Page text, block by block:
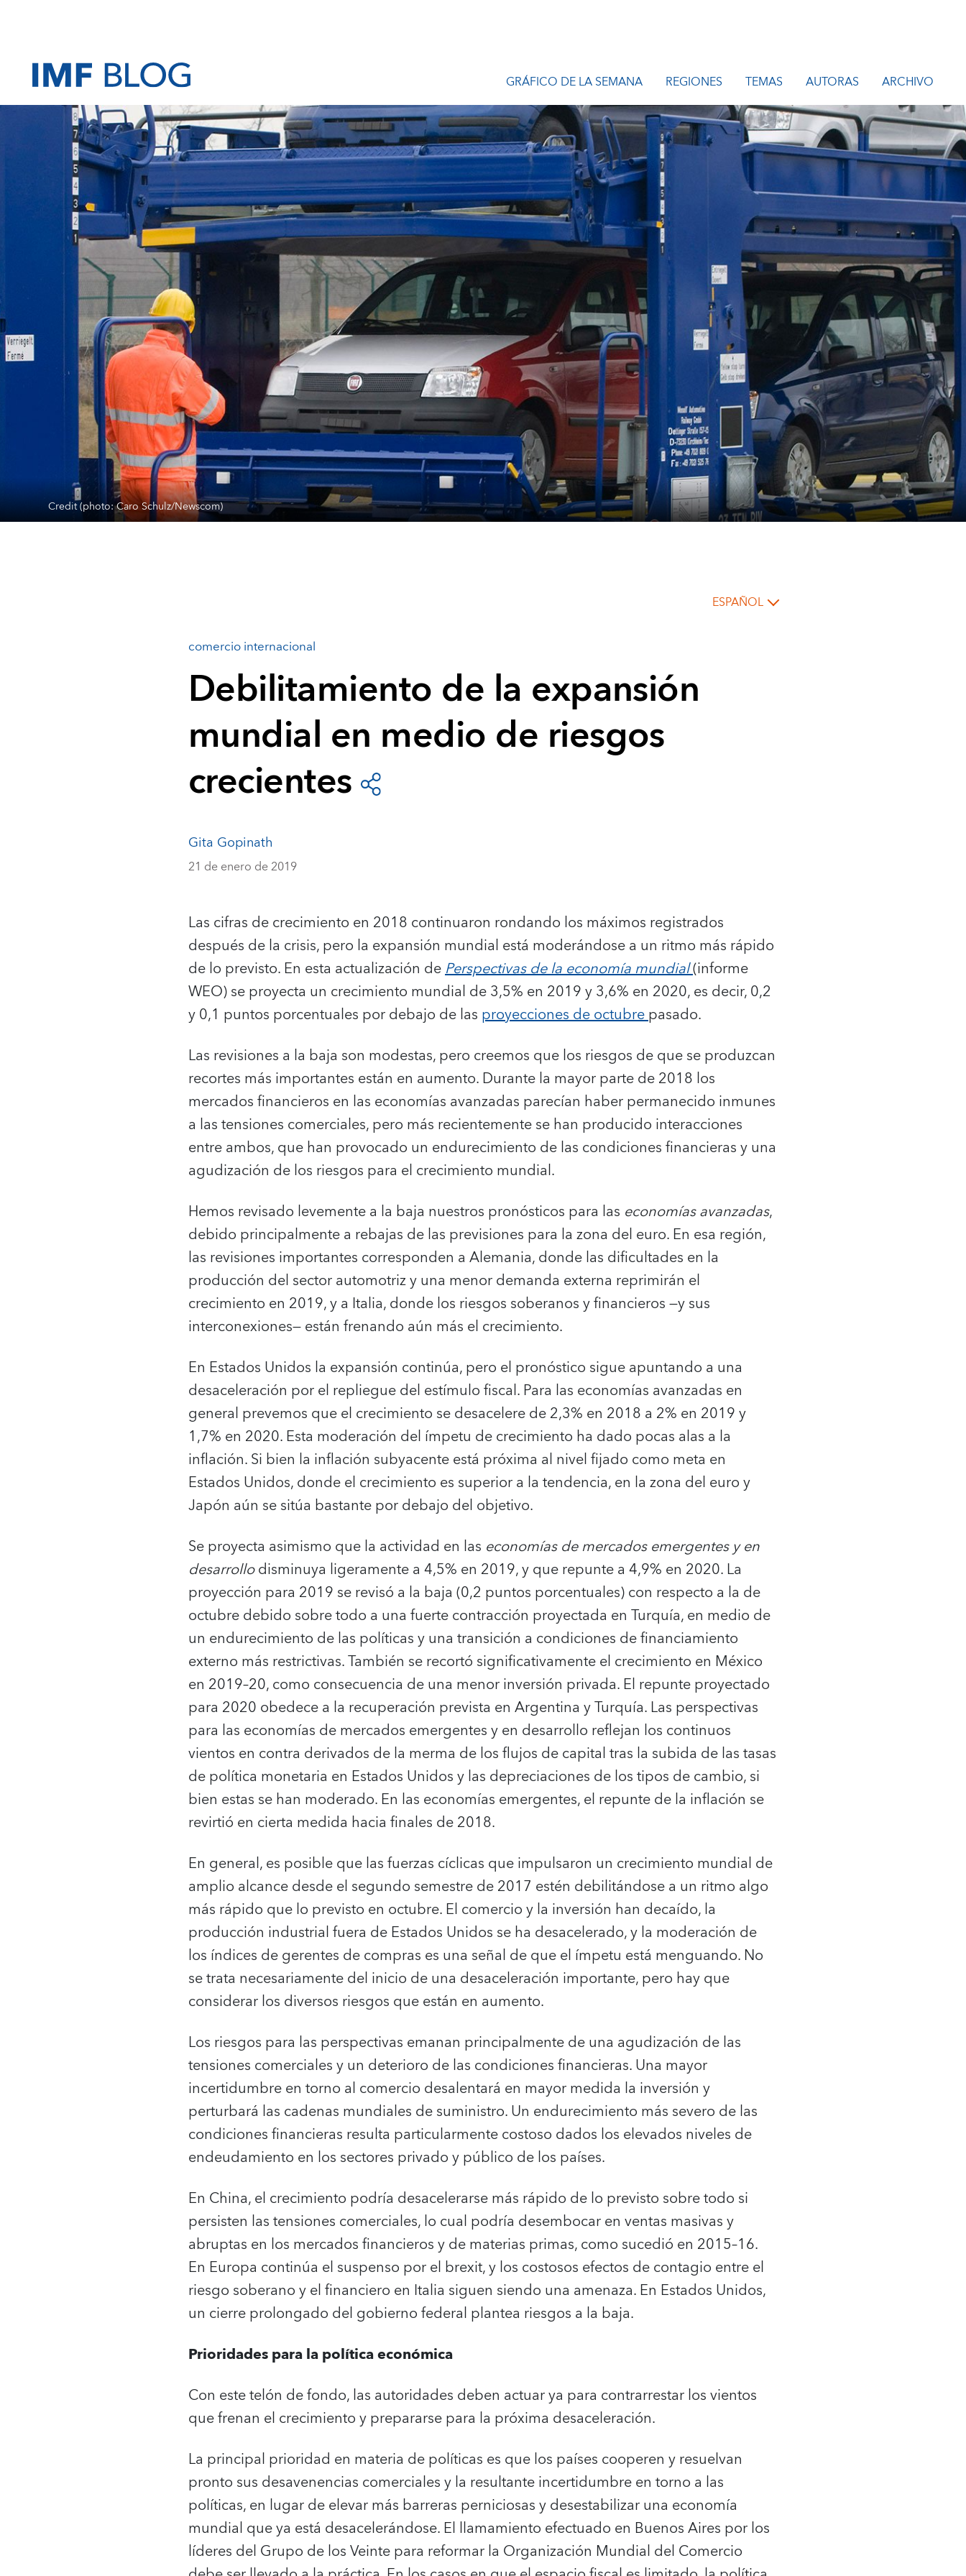
GRÁFICO DE LA SEMANA REGIONES TEMAS AUTORAS ARCHIVO
Credit (photo: Caro Schulz/Newscom)
ESPAÑOL
comercio internacional
Debilitamiento de la expansión
mundial en medio de riesgos
crecientes
Gita Gopinath
21 de enero de 2019
Las cifras de crecimiento en 2018 continuaron rondando los máximos registrados
después de la crisis, pero la expansión mundial está moderándose a un ritmo más rápido
de lo previsto. En esta actualización dePerspectivas de la economía mundial(informe
WEO) se proyecta un crecimiento mundial de 3,5% en 2019 y 3,6% en 2020, es decir, 0,2
y 0,1 puntos porcentuales por debajo de las proyecciones de octubrepasado.
Las revisiones a la baja son modestas, pero creemos que los riesgos de que se produzcan
recortes más importantes están en aumento. Durante la mayor parte de 2018 los
mercados financieros en las economías avanzadas parecían haber permanecido inmunes
a las tensiones comerciales, pero más recientemente se han producido interacciones
entre ambos, que han provocado un endurecimiento de las condiciones financieras y una
agudización de los riesgos para el crecimiento mundial.
Hemos revisado levemente a la baja nuestros pronósticos para las economíasavanzadas,
debido principalmente a rebajas de las previsiones para la zona del euro. En esa región,
las revisiones importantes corresponden a Alemania, donde las dificultades en la
producción del sector automotriz y una menor demanda externa reprimirán el
crecimiento en 2019, y a Italia, donde los riesgos soberanos y financieros —y sus
interconexiones— están frenando aún más el crecimiento.
En Estados Unidos la expansión continúa, pero el pronóstico sigue apuntando a una
desaceleración por el repliegue del estímulo fiscal. Para las economías avanzadas en
general prevemos que el crecimiento se desacelere de 2,3% en 2018 a 2% en 2019 y
1,7% en 2020. Esta moderación del ímpetu de crecimiento ha dado pocas alas a la
inflación. Si bien la inflación subyacente está próxima al nivel fijado como meta en
Estados Unidos, donde el crecimiento es superior a la tendencia, en la zona del euro y
Japón aún se sitúa bastante por debajo del objetivo.
Se proyecta asimismo que la actividad en las economías de mercados emergentes y en
desarrollodisminuya ligeramente a 4,5% en 2019, y que repunte a 4,9% en 2020. La
proyección para 2019 se revisó a la baja (0,2 puntos porcentuales) con respecto a la de
octubre debido sobre todo a una fuerte contracción proyectada en Turquía, en medio de
un endurecimiento de las políticas y una transición a condiciones de financiamiento
externo más restrictivas. También se recortó significativamente el crecimiento en México
en 2019–20, como consecuencia de una menor inversión privada. El repunte proyectado
para 2020 obedece a la recuperación prevista en Argentina y Turquía. Las perspectivas
para las economías de mercados emergentes y en desarrollo reflejan los continuos
vientos en contra derivados de la merma de los flujos de capital tras la subida de las tasas
de política monetaria en Estados Unidos y las depreciaciones de los tipos de cambio, si
bien estas se han moderado. En las economías emergentes, el repunte de la inflación se
revirtió en cierta medida hacia finales de 2018.
En general, es posible que las fuerzas cíclicas que impulsaron un crecimiento mundial de
amplio alcance desde el segundo semestre de 2017 estén debilitándose a un ritmo algo
más rápido que lo previsto en octubre. El comercio y la inversión han decaído, la
producción industrial fuera de Estados Unidos se ha desacelerado, y la moderación de
los índices de gerentes de compras es una señal de que el ímpetu está menguando. No
se trata necesariamente del inicio de una desaceleración importante, pero hay que
considerar los diversos riesgos que están en aumento.
Los riesgos para las perspectivas emanan principalmente de una agudización de las
tensiones comerciales y un deterioro de las condiciones financieras. Una mayor
incertidumbre en torno al comercio desalentará en mayor medida la inversión y
perturbará las cadenas mundiales de suministro. Un endurecimiento más severo de las
condiciones financieras resulta particularmente costoso dados los elevados niveles de
endeudamiento en los sectores privado y público de los países.
En China, el crecimiento podría desacelerarse más rápido de lo previsto sobre todo si
persisten las tensiones comerciales, lo cual podría desembocar en ventas masivas y
abruptas en los mercados financieros y de materias primas, como sucedió en 2015–16.
En Europa continúa el suspenso por el brexit, y los costosos efectos de contagio entre el
riesgo soberano y el financiero en Italia siguen siendo una amenaza. En Estados Unidos,
un cierre prolongado del gobierno federal plantea riesgos a la baja.
Prioridades para la política económica
Con este telón de fondo, las autoridades deben actuar ya para contrarrestar los vientos
que frenan el crecimiento y prepararse para la próxima desaceleración.
La principal prioridad en materia de políticas es que los países cooperen y resuelvan
pronto sus desavenencias comerciales y la resultante incertidumbre en torno a las
políticas, en lugar de elevar más barreras perniciosas y desestabilizar una economía
mundial que ya está desacelerándose. El llamamiento efectuado en Buenos Aires por los
líderes del Grupo de los Veinte para reformar la Organización Mundial del Comercio